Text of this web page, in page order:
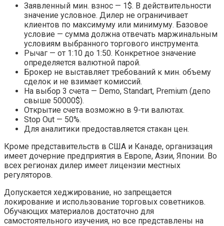
Заявленный мин. взнос — 1$. В действительности
значение условное. Дилер не ограничивает
клиентов по максимуму или минимуму. Базовое
условие — сумма должна отвечать маржинальным
условиям выбранного торгового инструмента.
Рычаг — от 1:10 до 1:50. Конкретное значение
определяется валютной парой.
Брокер не выставляет требований к мин. объему
сделок и не взимает комиссий.
На выбор 3 счета — Demo, Standart, Premium (депо
свыше 50000$).
Открытие счета возможно в 9-ти валютах.
Stop Out — 50%.
Для аналитики предоставляется стакан цен.
Кроме представительств в США и Канаде, организация
имеет дочерние предприятия в Европе, Азии, Японии. Во
всех регионах дилер имеет лицензии местных
регуляторов.
Допускается хеджирование, но запрещается
локирование и использование торговых советников.
Обучающих материалов достаточно для
самостоятельного изучения, но все представлены на